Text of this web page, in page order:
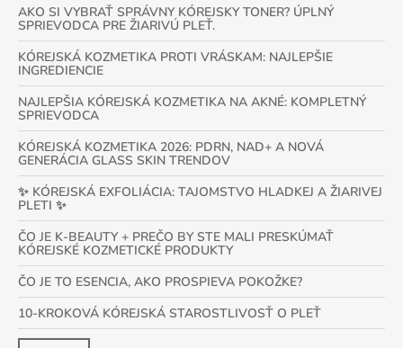
AKO SI VYBRAŤ SPRÁVNY KÓREJSKY TONER? ÚPLNÝ
SPRIEVODCA PRE ŽIARIVÚ PLEŤ.
KÓREJSKÁ KOZMETIKA PROTI VRÁSKAM: NAJLEPŠIE
INGREDIENCIE
NAJLEPŠIA KÓREJSKÁ KOZMETIKA NA AKNÉ: KOMPLETNÝ
SPRIEVODCA
KÓREJSKÁ KOZMETIKA 2026: PDRN, NAD+ A NOVÁ
GENERÁCIA GLASS SKIN TRENDOV
✨ KÓREJSKÁ EXFOLIÁCIA: TAJOMSTVO HLADKEJ A ŽIARIVEJ
PLETI ✨
ČO JE K-BEAUTY + PREČO BY STE MALI PRESKÚMAŤ
KÓREJSKÉ KOZMETICKÉ PRODUKTY
ČO JE TO ESENCIA, AKO PROSPIEVA POKOŽKE?
10-KROKOVÁ KÓREJSKÁ STAROSTLIVOSŤ O PLEŤ